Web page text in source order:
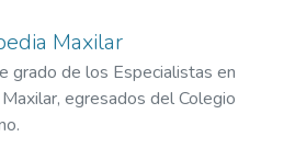
Maxilar
grado de los Especialistas en
egresados del Colegio